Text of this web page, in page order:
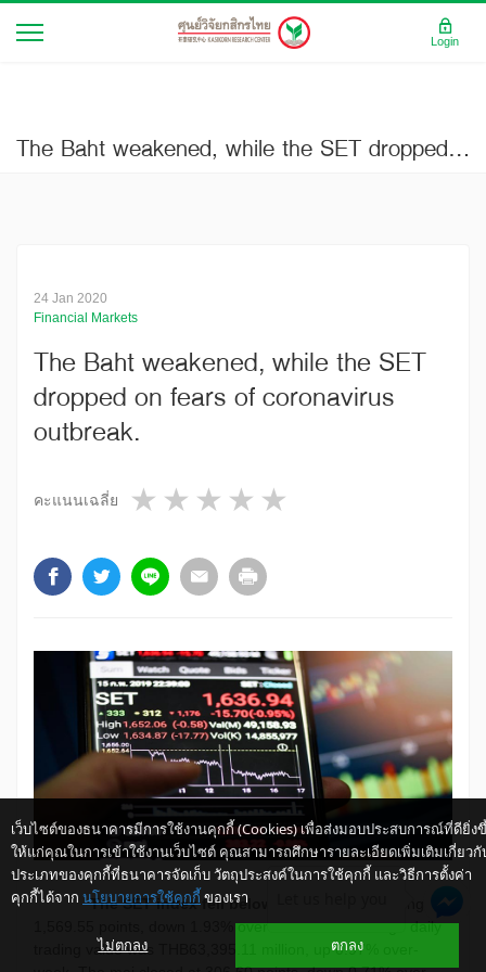
The Baht weakened, while the SET dropped on fears of coronavirus outbreak.
24 Jan 2020
Financial Markets
The Baht weakened, while the SET
dropped on fears of coronavirus
outbreak.
คะแนนเฉลี่ย 4 stars
3 stars
2 stars
1 star
​ The SET index fell below 1,600 points,
1,569.55 points, down 1.93% over-week. The average daily
trading value was THB63,395.11 million, up 0.97% over-
เว็บไซต์ของธนาคารมีการใช้งานคุกกี้ (Cookies) เพื่อส่งมอบประสบการณ์ที่ดียิ่ง
ให้แก่คุณในการเข้าใช้งานเว็บไซต์ คุณสามารถศึกษารายละเอียดเพิ่มเติมเกี่ยวกั
ประเภทของคุกกี้ที่ธนาคารจัดเก็บ วัตถุประสงค์ในการใช้คุกกี้ และวิธีการตั้งค่า
คุกกี้ได้จาก นโยบายการใช้คุกกี้ ของเรา
ไม่ตกลง ตกลง
Login